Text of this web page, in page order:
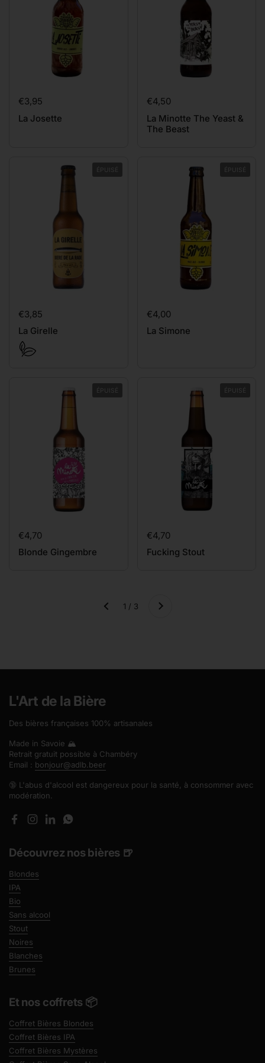
Prix:
€3,95
La Josette
Prix:
€4,50
La Minotte The Yeast &
The Beast
Prix:
€3,85
La Girelle
ÉPUISÉ
Prix:
€4,00
La Simone
ÉPUISÉ
Prix:
€4,70
Blonde Gingembre
ÉPUISÉ
Prix:
€4,70
Fucking Stout
ÉPUISÉ
Précédent 1 / 3 Suivant
L'Art de la Bière
Des bières françaises 100% artisanales
Made in Savoie 🏔️
Retrait gratuit possible à Chambéry
Email : bonjour@adlb.beer
🔞 L'abus d'alcool est dangereux pour la santé, à consommer avec
modération.
FacebookInstagram
LinkedInWhatsApp
Découvrez nos bières 🍺
Blondes
IPA
Bio
Sans alcool
Stout
Noires
Blanches
Brunes
Et nos coffrets 📦
Coffret Bières Blondes
Coffret Bières IPA
Coffret Bières Mystères